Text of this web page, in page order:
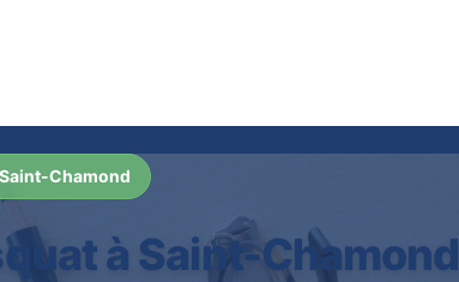
Chamond
à Saint-Chamond